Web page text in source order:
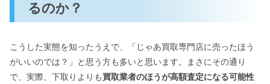
るのか？
こうした実態を知ったうえで、「じゃあ買取専門店に売ったほう
がいいのでは？」と思う方も多いと思います。まさにその通り
で、実際、下取りよりも買取業者のほうが高額査定になる可能性